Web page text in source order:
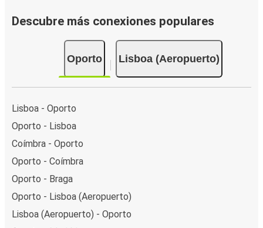
Descubre más conexiones populares
Oporto Lisboa (Aeropuerto)
Lisboa - Oporto
Oporto - Lisboa
Coímbra - Oporto
Oporto - Coímbra
Oporto - Braga
Oporto - Lisboa (Aeropuerto)
Lisboa (Aeropuerto) - Oporto